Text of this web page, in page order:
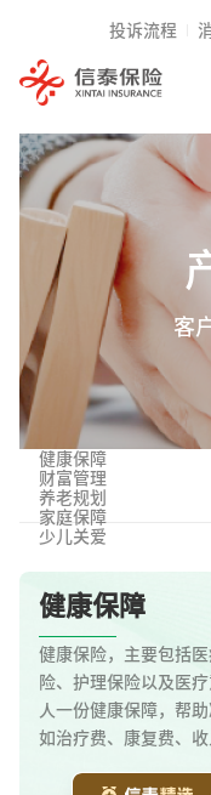
投诉流程
客
健康保障
财富管理
养老规划
家庭保障
少儿关爱
健康保障
健康保险，主要包括
险、护理保险以及医
人一份健康保障，帮
如治疗费、康复费、